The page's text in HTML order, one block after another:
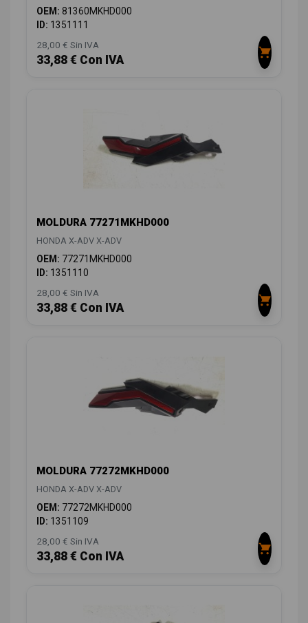
OEM: 81360MKHD000
ID: 1351111
28,00 € Sin IVA
33,88 € Con IVA
MOLDURA 77271MKHD000
HONDA X-ADV X-ADV
OEM: 77271MKHD000
ID: 1351110
28,00 € Sin IVA
33,88 € Con IVA
MOLDURA 77272MKHD000
HONDA X-ADV X-ADV
OEM: 77272MKHD000
ID: 1351109
28,00 € Sin IVA
33,88 € Con IVA